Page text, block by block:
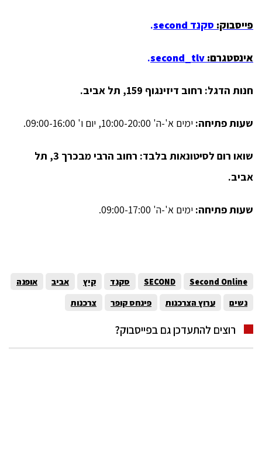
פייסבוק: סקנד second .
אינסטגרם: second_tlv
.
חנות הדגל: רחוב דיזינגוף 159, תל אביב.
שעות פתיחה: ימים א'-ה' 10:00-20:00, יום ו' 09:00-16:00.
שואו רום לסיטונאות בלבד: רחוב הרבי מבכרך 3, תל
אביב.
שעות פתיחה: ימים א'-ה' 09:00-17:00.
SECOND Second Online סקנד קיץ אביב
אופנה
נשים
ערוץ הצרכנות פינחס קופר צרכנות
רוצים להתעדכן גם בפייסבוק?